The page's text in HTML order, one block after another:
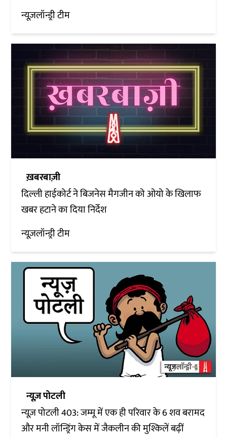
न्यूज़लॉन्ड्री टीम
ख़बरबाज़ी
दिल्ली हाईकोर्ट ने बिजनेस मैगजीन को ओयो के खिलाफ
खबर हटाने का दिया निर्देश
न्यूज़लॉन्ड्री टीम
न्यूज़ पोटली
न्यूज़ पोटली 403: जम्मू में एक ही परिवार के 6 शव बरामद
और मनी लॉन्ड्रिंग केस में जैकलीन की मुश्किलें बढ़ीं